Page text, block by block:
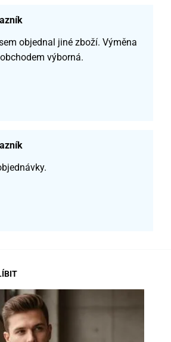
objednal jiné zboží. Výměna
výborná.